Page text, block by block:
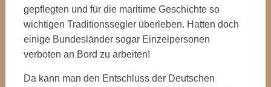
gepflegten und für die maritime Geschichte so
wichtigen Traditionssegler überleben. Hatten doch
einige Bundesländer sogar Einzelpersonen
verboten an Bord zu arbeiten!
Da kann man den Entschluss der Deutschen